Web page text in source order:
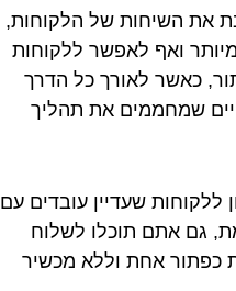
את השיחות של הלקוחות,
ואף לאפשר ללקוחות
כאשר לאורך כל הדרך
שמחממים את תהליך
ללקוחות שעדיין עובדים עם
גם אתם תוכלו לשלוח
כפתור אחת וללא מכשיר